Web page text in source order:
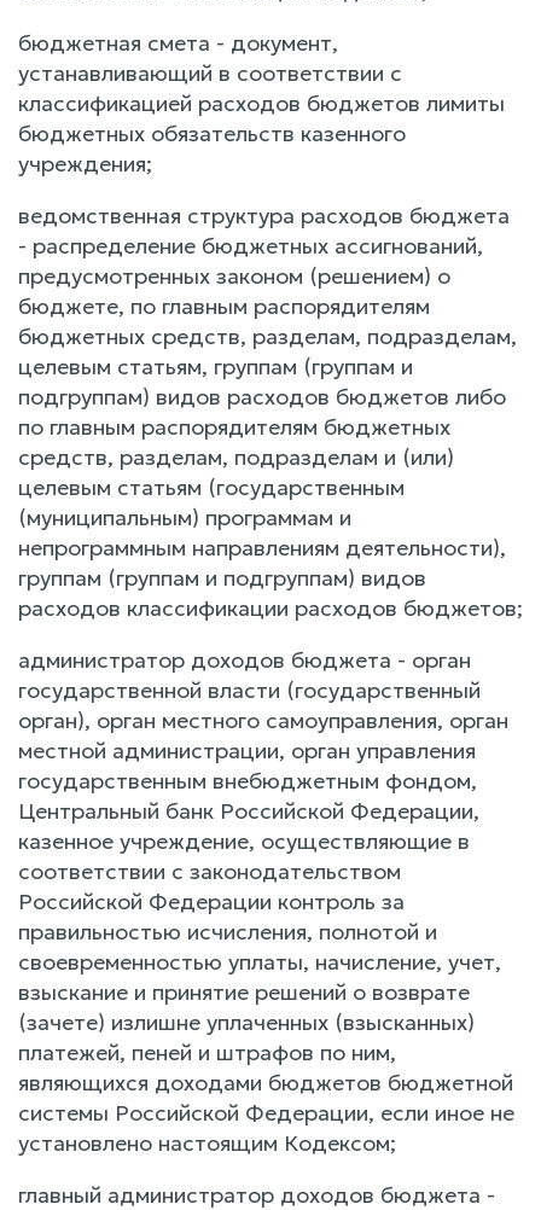
бюджетная смета - документ,
устанавливающий в соответствии с
классификацией расходов бюджетов лимиты
бюджетных обязательств казенного
учреждения;
ведомственная структура расходов бюджета
- распределение бюджетных ассигнований,
предусмотренных законом (решением) о
бюджете, по главным распорядителям
бюджетных средств, разделам, подразделам,
целевым статьям, группам (группам и
подгруппам) видов расходов бюджетов либо
по главным распорядителям бюджетных
средств, разделам, подразделам и (или)
целевым статьям (государственным
(муниципальным) программам и
непрограммным направлениям деятельности),
группам (группам и подгруппам) видов
расходов классификации расходов бюджетов;
администратор доходов бюджета - орган
государственной власти (государственный
орган), орган местного самоуправления, орган
местной администрации, орган управления
государственным внебюджетным фондом,
Центральный банк Российской Федерации,
казенное учреждение, осуществляющие в
соответствии с законодательством
Российской Федерации контроль за
правильностью исчисления, полнотой и
своевременностью уплаты, начисление, учет,
взыскание и принятие решений о возврате
(зачете) излишне уплаченных (взысканных)
платежей, пеней и штрафов по ним,
являющихся доходами бюджетов бюджетной
системы Российской Федерации, если иное не
установлено настоящим Кодексом;
главный администратор доходов бюджета -